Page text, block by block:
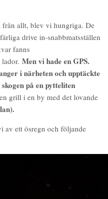
från allt, blev vi hungriga. De
drive in-snabbmatsställen
fanns
Men vi hade en GPS.
i närheten och upptäckte
på en pytteliten
grill i en by med det lovande
av ett ösregn och följande